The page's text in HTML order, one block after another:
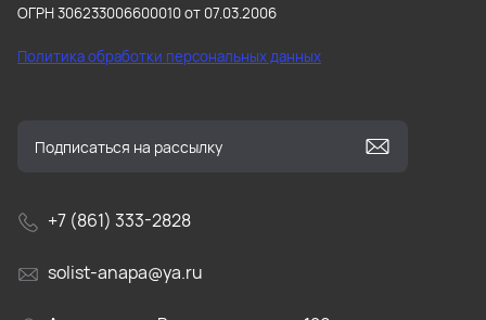
ОГРН 306233006600010 от 07.03.2006
Политика обработки персональных данных
+7 (861) 333-2828
solist-anapa@ya.ru